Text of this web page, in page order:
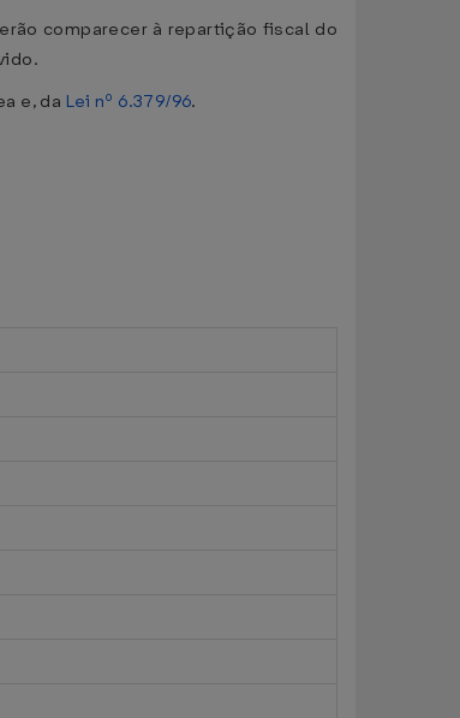
comparecer à repartição fiscal do
e, da Lei nº 6.379/96.